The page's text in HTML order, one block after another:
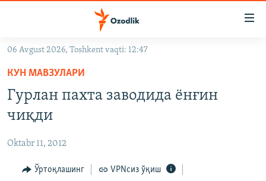
Асосий
навигацияга
ўтинг
Қидиришга
OZODARXIV
На русском
ИЖТИМОИЙ ТАРМОҚЛАР
06 Avgust 2026, Toshkent vaqti: 12:47
КУН МАВЗУЛАРИ
Гурлан пахта заводида ëнғин
чиқди
Oktabr 11, 2012
Ўртоқлашинг VPNсиз ўқиш